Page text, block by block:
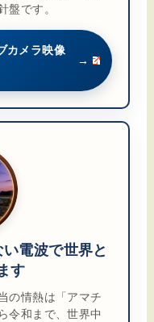
盤です。
カメラ映像
→
電波で世界と
す
の情熱は「アマチ
令和まで、世界中